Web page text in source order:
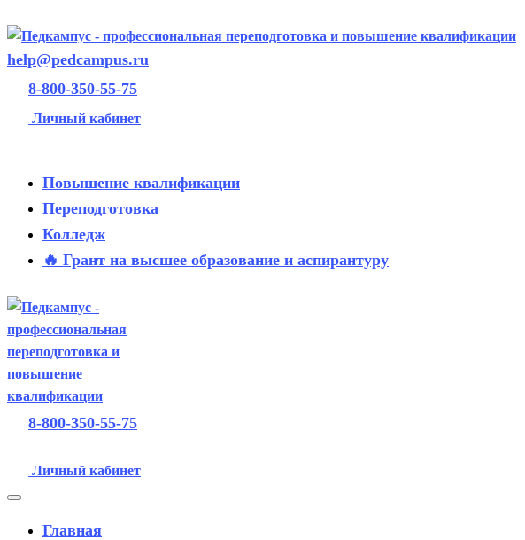
help@pedcampus.ru
8-800-350-55-75
Личный кабинет
Повышение квалификации
Переподготовка
Колледж
🔥 Грант на высшее образование и аспирантуру
8-800-350-55-75
Личный кабинет
Главная